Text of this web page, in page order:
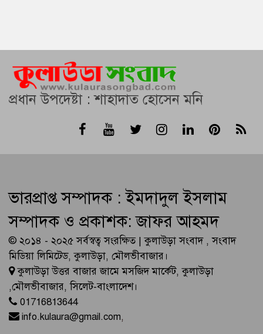
প্রধান উপদেষ্টা : শাহাদাত হোসেন মনি
ভারপ্রাপ্ত সম্পাদক : ইমদাদুল ইসলাম
সম্পাদক ও প্রকাশক: জাফর আহমদ
© ২০১৪ - ২০২৫ সর্বস্বত্ব সংরক্ষিত | কুলাউড়া সংবাদ , সংবাদ
মিডিয়া লিমিটেড, কুলাউড়া, মৌলভীবাজার।
কুলাউড়া উত্তর বাজার জামে মসজিদ মার্কেট, কুলাউড়া
,মৌলভীবাজার, সিলেট-বাংলাদেশ।
01716813644
info.kulaura@gmail.com,